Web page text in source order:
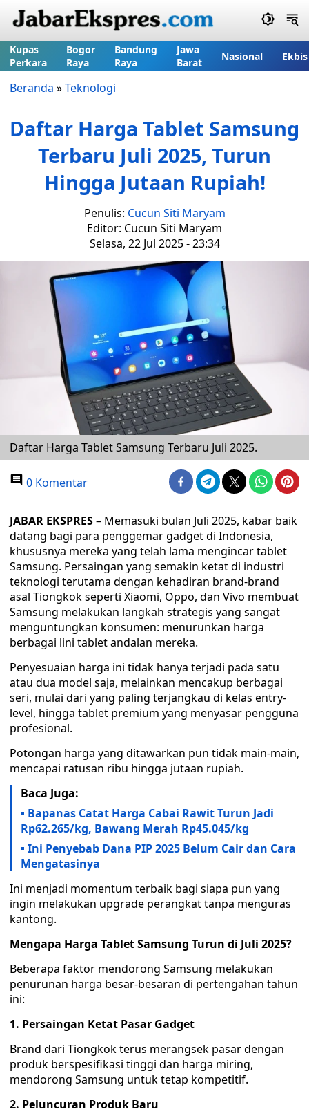
Kupas
Perkara
Bogor
Raya
Bandung
Raya
Jawa
Barat
Nasional Ekbis
Beranda »Teknologi
Daftar Harga Tablet Samsung
Terbaru Juli 2025, Turun
Hingga Jutaan Rupiah!
Penulis: Cucun Siti Maryam
Editor: Cucun Siti Maryam
Selasa, 22 Jul 2025 - 23:34
Daftar Harga Tablet Samsung Terbaru Juli 2025.
0 Komentar
JABAR EKSPRES– Memasuki bulan Juli 2025, kabar baik
datang bagi para penggemar gadget di Indonesia,
khususnya mereka yang telah lama mengincar tablet
Samsung. Persaingan yang semakin ketat di industri
teknologi terutama dengan kehadiran brand-brand
asal Tiongkok seperti Xiaomi, Oppo, dan Vivo membuat
Samsung melakukan langkah strategis yang sangat
menguntungkan konsumen: menurunkan harga
berbagai lini tablet andalan mereka.
Penyesuaian harga ini tidak hanya terjadi pada satu
atau dua model saja, melainkan mencakup berbagai
seri, mulai dari yang paling terjangkau di kelas entry-
level, hingga tablet premium yang menyasar pengguna
profesional.
Potongan harga yang ditawarkan pun tidak main-main,
mencapai ratusan ribu hingga jutaan rupiah.
Baca Juga:
Bapanas Catat Harga Cabai Rawit Turun Jadi
Rp62.265/kg, Bawang Merah Rp45.045/kg
Ini Penyebab Dana PIP 2025 Belum Cair dan Cara
Mengatasinya
Ini menjadi momentum terbaik bagi siapa pun yang
ingin melakukan upgrade perangkat tanpa menguras
kantong.
Mengapa Harga Tablet Samsung Turun di Juli 2025?
Beberapa faktor mendorong Samsung melakukan
penurunan harga besar-besaran di pertengahan tahun
ini:
1. Persaingan Ketat Pasar Gadget
Brand dari Tiongkok terus merangsek pasar dengan
produk berspesifikasi tinggi dan harga miring,
mendorong Samsung untuk tetap kompetitif.
2. Peluncuran Produk Baru